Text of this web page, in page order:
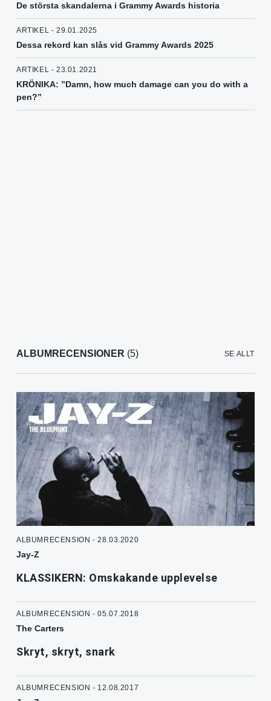
De största skandalerna i Grammy Awards historia
ARTIKEL - 29.01.2025
Dessa rekord kan slås vid Grammy Awards 2025
ARTIKEL - 23.01.2021
KRÖNIKA: ”Damn, how much damage can you do with a
pen?”
ALBUMRECENSIONER (5) SE ALLT
ALBUMRECENSION - 28.03.2020
Jay-Z
KLASSIKERN: Omskakande upplevelse
ALBUMRECENSION - 05.07.2018
The Carters
Skryt, skryt, snark
ALBUMRECENSION - 12.08.2017